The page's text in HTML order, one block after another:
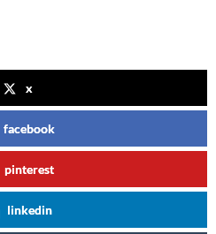
x
facebook
pinterest
linkedin